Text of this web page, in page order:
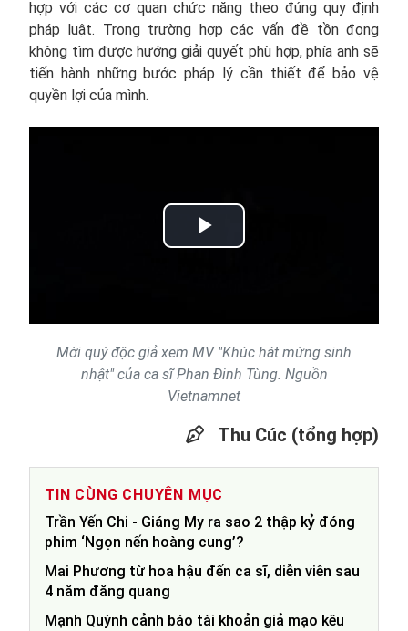
hợp với các cơ quan chức năng theo đúng quy định
pháp luật. Trong trường hợp các vấn đề tồn đọng
không tìm được hướng giải quyết phù hợp, phía anh sẽ
tiến hành những bước pháp lý cần thiết để bảo vệ
quyền lợi của mình.
Play
Mời quý độc giả xem MV "Khúc hát mừng sinh
nhật" của ca sĩ Phan Đinh Tùng. Nguồn
Vietnamnet
Thu Cúc (tổng hợp)
TIN CÙNG CHUYÊN MỤC
Trần Yến Chi - Giáng My ra sao 2 thập kỷ đóng
phim ‘Ngọn nến hoàng cung’?
Mai Phương từ hoa hậu đến ca sĩ, diễn viên sau
4 năm đăng quang
Mạnh Quỳnh cảnh báo tài khoản giả mạo kêu